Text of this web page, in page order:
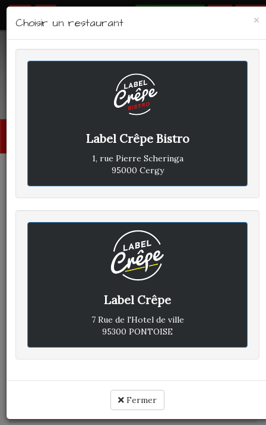
LABEL CRÊPE - BISTRO
CÉLINE M A
ÉCRIT LE SAMEDI 30 MARS
Équipe accueillante et sympa
Crêpes vraiment délicieuses
Cuisine :
×
Choisir un restaurant
Label Crêpe Bistro
1, rue Pierre Scheringa
95000 Cergy
Label Crêpe
7 Rue de l'Hotel de ville
95300 PONTOISE
Fermer